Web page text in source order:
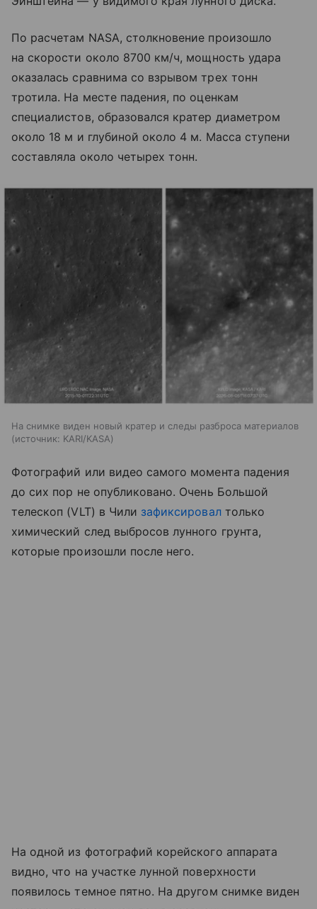
По расчетам NASA, столкновение произошло
на скорости около 8700 км/ч, мощность удара
оказалась сравнима со взрывом трех тонн
тротила. На месте падения, по оценкам
специалистов, образовался кратер диаметром
около 18 м и глубиной около 4 м. Масса ступени
составляла около четырех тонн.
На снимке виден новый кратер и следы разброса материалов
источник: KARI/KASA
Фотографий или видео самого момента падения
до сих пор не опубликовано. Очень Большой
телескоп (VLT) в Чили зафиксировалтолько
химический след выбросов лунного грунта,
которые произошли после него.
На одной из фотографий корейского аппарата
видно, что на участке лунной поверхности
появилось темное пятно. На другом снимке виден